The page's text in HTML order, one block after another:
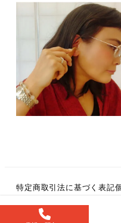
特定商取引法に基づく表記